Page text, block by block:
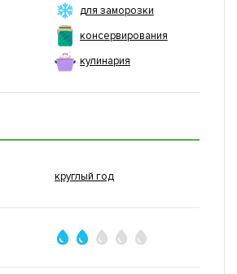
для заморозки
консервирования
кулинария
круглый год